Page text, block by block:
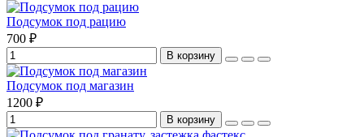
Подсумок под рацию
700 ₽
В корзину
Подсумок под магазин
1200 ₽
В корзину